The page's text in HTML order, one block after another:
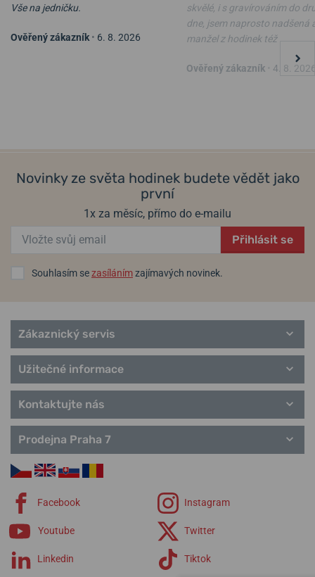
Vše na jedničku.
Ověřený zákazník • 6. 8. 2026
skvělé, i s gravírováním do
dne, jsem naprosto nadšená
manžel z hodinek též
Ověřený zákazník 4. 8.
Novinky ze světa hodinek budete vědět jako
první
1x za měsíc, přímo do e-mailu
Přihlásit se
Souhlasím sezasílánímzajímavých novinek.
Zákaznický servis
Užitečné informace
Kontaktujte nás
Prodejna Praha 7
Facebook Instagram
Youtube Twitter
Linkedin Tiktok